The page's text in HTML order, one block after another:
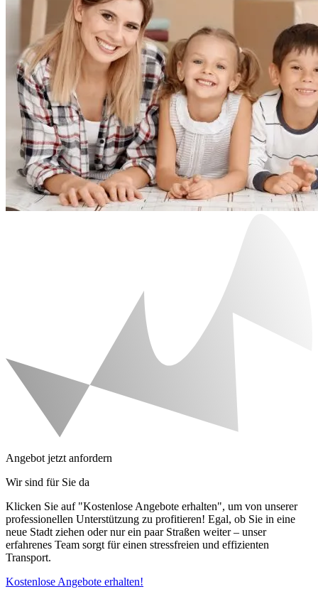
Angebot jetzt anfordern
Wir sind für Sie da
Klicken Sie auf "Kostenlose Angebote erhalten", um von unserer
professionellen Unterstützung zu profitieren! Egal, ob Sie in eine
neue Stadt ziehen oder nur ein paar Straßen weiter – unser
erfahrenes Team sorgt für einen stressfreien und effizienten
Transport.
Kostenlose Angebote erhalten!